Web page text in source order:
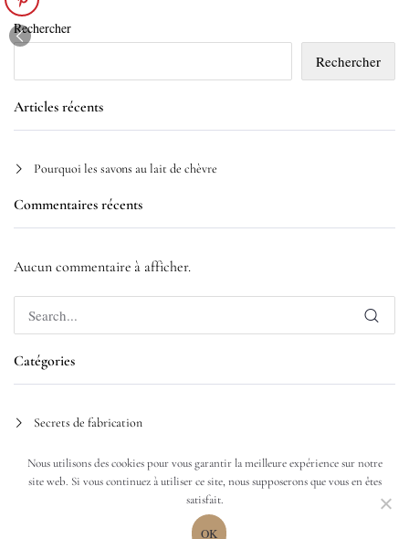
Rechercher
Rechercher
Articles récents
Pourquoi les savons au lait de chèvre
Commentaires récents
Aucun commentaire à afficher.
Catégories
Secrets de fabrication
© 2026 L'Arbre à Savons | Savons et cosmétiques artisanaux
Nous utilisons des cookies pour vous garantir la meilleure expérience sur notre
site web. Si vous continuez à utiliser ce site, nous supposerons que vous en êtes
satisfait.
OK